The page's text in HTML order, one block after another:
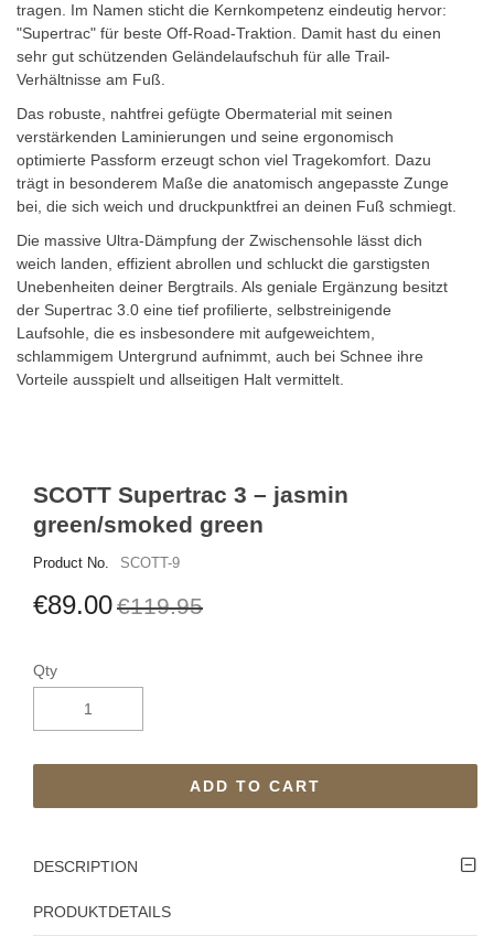
SCOTT Supertrac 3 – jasmin
green/smoked green
Product No. SCOTT-9
€89.00€119.95
Qty
ADD TO CART
DESCRIPTION
PRODUKTDETAILS
the
images
gallery
tragen. Im Namen sticht die Kernkompetenz eindeutig hervor:
"Supertrac" für beste Off-Road-Traktion. Damit hast du einen
sehr gut schützenden Geländelaufschuh für alle Trail-
Verhältnisse am Fuß.
Das robuste, nahtfrei gefügte Obermaterial mit seinen
verstärkenden Laminierungen und seine ergonomisch
optimierte Passform erzeugt schon viel Tragekomfort. Dazu
trägt in besonderem Maße die anatomisch angepasste Zunge
bei, die sich weich und druckpunktfrei an deinen Fuß schmiegt.
Die massive Ultra-Dämpfung der Zwischensohle lässt dich
weich landen, effizient abrollen und schluckt die garstigsten
Unebenheiten deiner Bergtrails. Als geniale Ergänzung besitzt
der Supertrac 3.0 eine tief profilierte, selbstreinigende
Laufsohle, die es insbesondere mit aufgeweichtem,
schlammigem Untergrund aufnimmt, auch bei Schnee ihre
Vorteile ausspielt und allseitigen Halt vermittelt.